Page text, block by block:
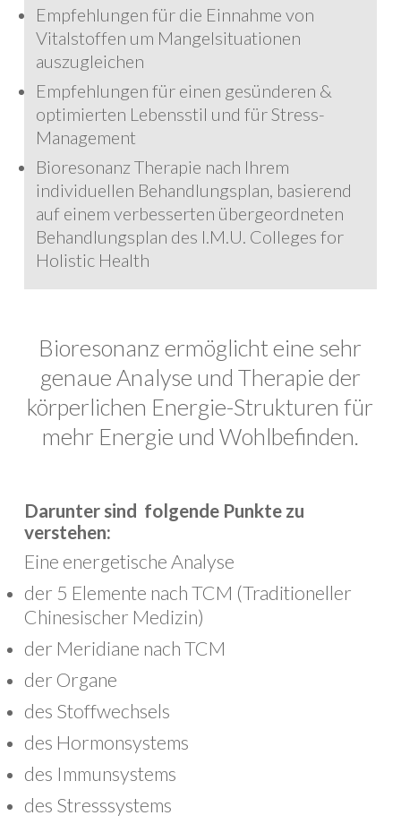
Empfehlungen für die Einnahme von
Vitalstoffen um Mangelsituationen
auszugleichen
Empfehlungen für einen gesünderen &
optimierten Lebensstil und für Stress-
Management
Bioresonanz Therapie nach Ihrem
individuellen Behandlungsplan, basierend
auf einem verbesserten übergeordneten
Behandlungsplan des I.M.U. Colleges for
Holistic Health
Bioresonanz ermöglicht eine sehr
genaue Analyse und Therapie der
körperlichen Energie-Strukturen für
mehr Energie und Wohlbefinden.
Darunter sind folgende Punkte zu
verstehen:
Eine energetische Analyse
der 5 Elemente nach TCM (Traditioneller
Chinesischer Medizin)
der Meridiane nach TCM
der Organe
des Stoffwechsels
des Hormonsystems
des Immunsystems
des Stresssystems